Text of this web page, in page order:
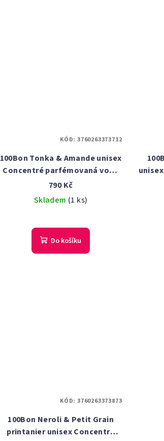
100Bon Tonka & Amande unisex
Concentré parfémovaná voda
50 ml Tester
790 Kč
Skladem (1 ks)
Do košíku
KÓD: 3760263373712
100Bon Neroli & Petit Grain
printanier unisex Concentré
KÓD: 3760263373873